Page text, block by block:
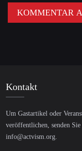
Kontakt
Um Gastartikel oder
veröffentlichen, senden
info@actvism.org.